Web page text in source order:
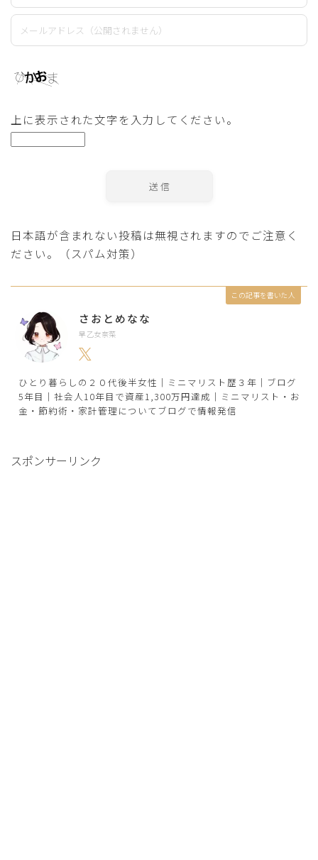
上に表示された文字を入力してください。
日本語が含まれない投稿は無視されますのでご注意く
ださい。（スパム対策）
この記事を書いた人
さおとめなな
早乙女奈菜
ひとり暮らしの２０代後半女性｜ミニマリスト歴３年｜ブログ
5年目｜社会人10年目で資産1,300万円達成｜ミニマリスト・お
金・節約術・家計管理についてブログで情報発信
スポンサーリンク